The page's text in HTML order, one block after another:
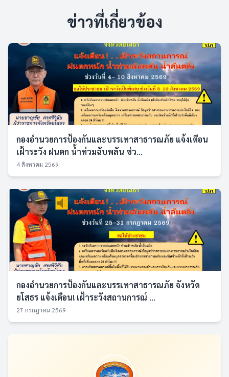
ข่าวที่เกี่ยวข้อง
กองอำนวยการป้องกันและบรรเทาสาธารณภัย แจ้งเตือน
เฝ้าระวัง ฝนตก น้ำท่วมฉับพลัน ช่ว...
4 สิงหาคม 2569
กองอำนวยการป้องกันและบรรเทาสาธารณภัย จังหวัด
ยโสธร แจ้งเตือน! เฝ้าระวังสถานการณ์ ...
27 กรกฎาคม 2569